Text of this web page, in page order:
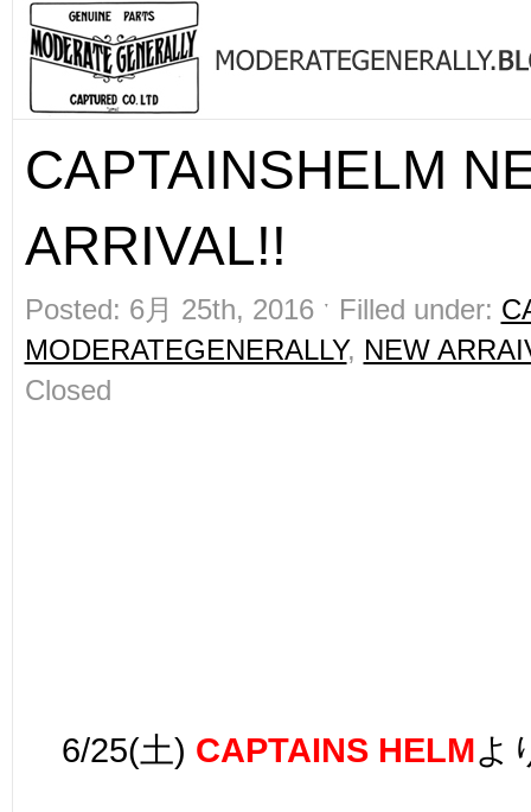
CAPTAINSHELM
ARRIVAL!!
Posted: 6月 25th, 2016 ˑ Filled under:
MODERATEGENERALLY, NEW
Closed
6/25(土) CAPTAINS HELMよ